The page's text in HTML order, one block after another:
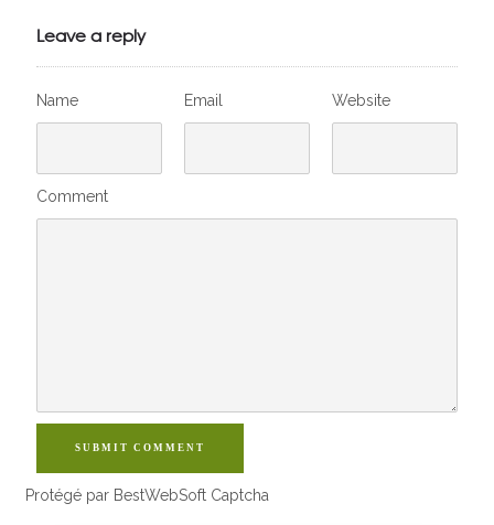
Leave a reply
Name Email Website
Comment
SUBMIT COMMENT
Protégé par BestWebSoft Captcha